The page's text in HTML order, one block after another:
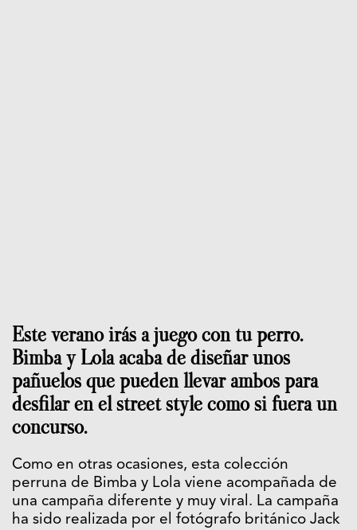
Este verano irás a juego con tu perro.
Bimba y Lola acaba de diseñar unos
pañuelos que pueden llevar ambos para
desfilar en el street style como si fuera un
concurso.
Como en otras ocasiones, esta colección
perruna de Bimba y Lola viene acompañada de
una campaña diferente y muy viral. La campaña
ha sido realizada por el fotógrafo británico Jack